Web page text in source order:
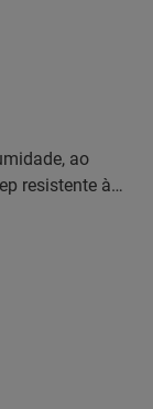
ao
resistente à
um aspeto
do que